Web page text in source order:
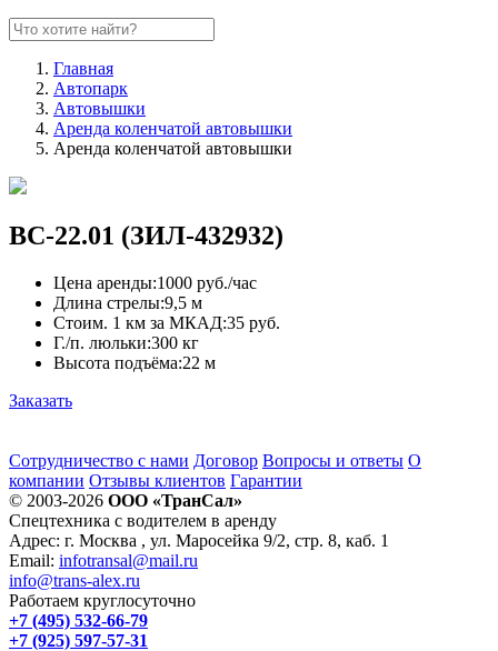
Главная
Автопарк
Автовышки
Аренда коленчатой автовышки
Аренда коленчатой автовышки
ВС-22.01 (ЗИЛ-432932)
Цена аренды:1000 руб./час
Длина стрелы:9,5 м
Стоим. 1 км за МКАД:35 руб.
Г./п. люльки:300 кг
Высота подъёма:22 м
Заказать
Сотрудничество с нами Договор Вопросы и ответы О
компании Отзывы клиентов Гарантии
© 2003-2026 ООО «ТранСал»
Спецтехника с водителем в аренду
Адрес: г. Москва , ул. Маросейка 9/2, стр. 8, каб. 1
Email: infotransal@mail.ru
info@trans-alex.ru
Работаем круглосуточно
+7 (495) 532-66-79
+7 (925) 597-57-31